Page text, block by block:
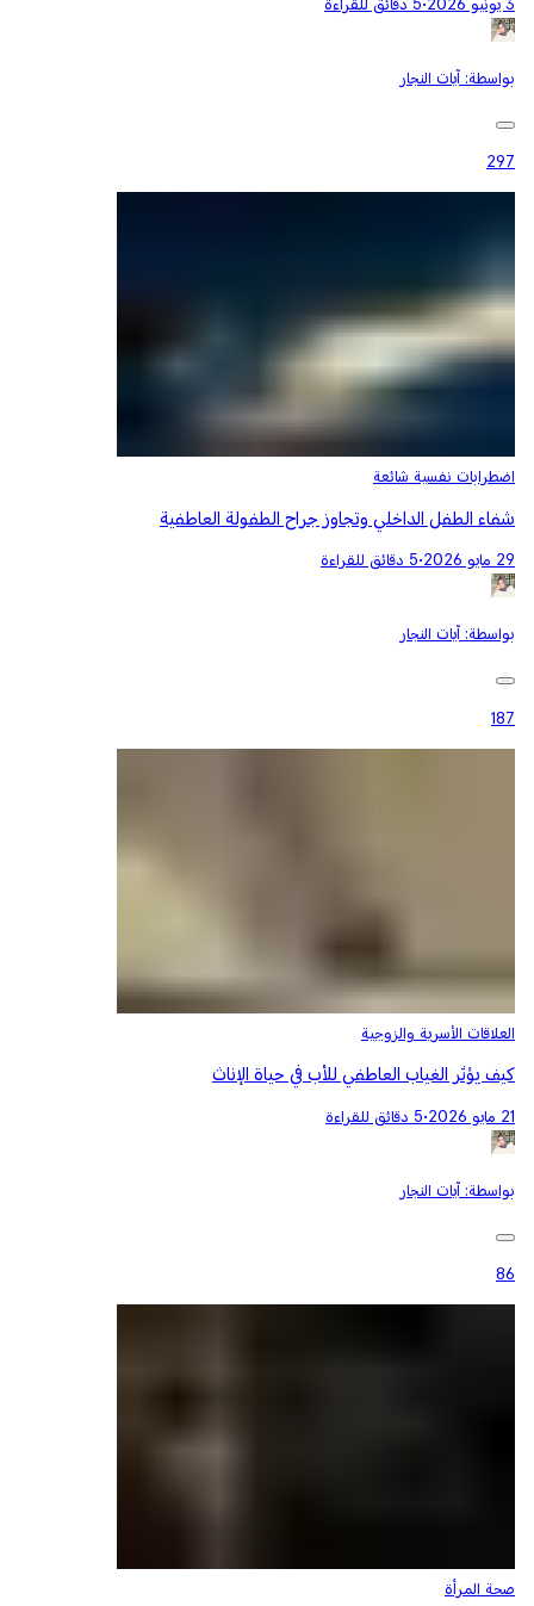
3 يونيو 2026 •5 دقائق للقراءة
بواسطة: آيات النجار
297
اضطرابات نفسية شائعة
شفاء الطفل الداخلي وتجاوز جراح الطفولة العاطفية
29 مايو 2026 •5 دقائق للقراءة
بواسطة: آيات النجار
187
العلاقات الأسرية والزوجية
كيف يؤثر الغياب العاطفي للأب في حياة الإناث
21 مايو 2026 •5 دقائق للقراءة
بواسطة: آيات النجار
86
صحة المرأة